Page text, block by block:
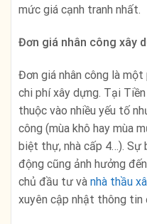
mức giá cạnh tranh nhất.
Đơn giá nhân công xây
Đơn giá nhân công là
chi phí xây dựng. Tại
thuộc vào nhiều yếu tố
công (mùa khô hay mùa
biệt thự, nhà cấp 4…). Sự
động cũng ảnh hưởng
chủ đầu tư và nhà thầu
xuyên cập nhật thông tin